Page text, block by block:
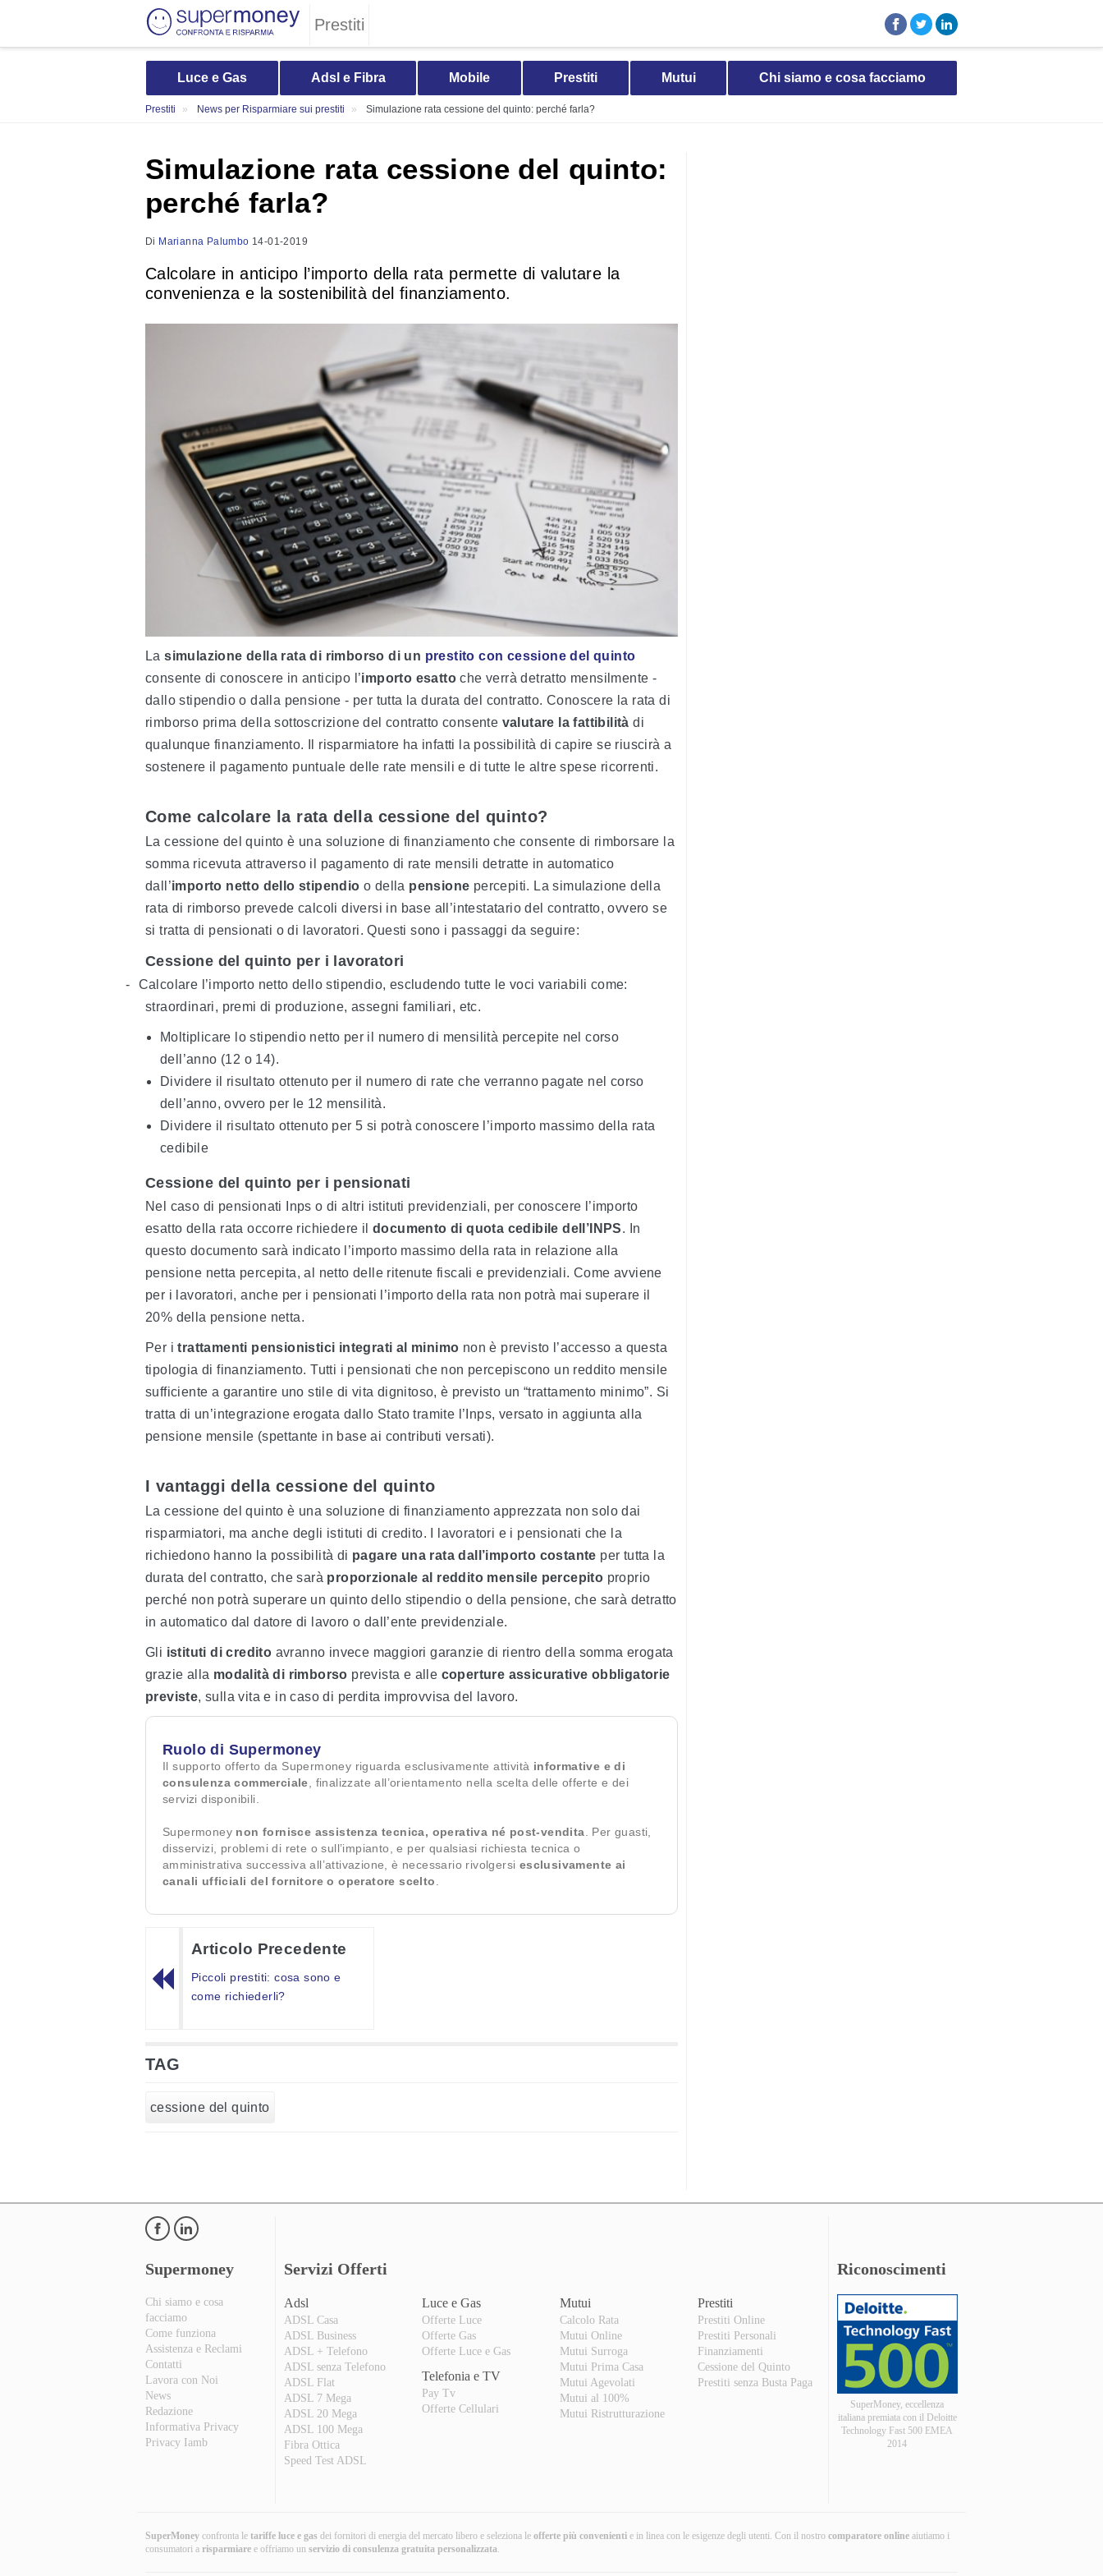
Prestiti
Luce e Gas Adsl e Fibra Mobile Prestiti Mutui Chi siamo e cosa facciamo
Prestiti News per Risparmiare sui prestiti Simulazione rata cessione del quinto: perché farla?
Simulazione rata cessione del quinto:
perché farla?
Di Marianna Palumbo 14-01-2019
Calcolare in anticipo l’importo della rata permette di valutare la
convenienza e la sostenibilità del finanziamento.
Lasimulazione della rata di rimborso di un prestito con cessione del quinto
consente di conoscere in anticipo l’importo esatto che verrà detratto mensilmente -
dallo stipendio o dalla pensione - per tutta la durata del contratto. Conoscere la rata di
rimborso prima della sottoscrizione del contratto consente valutare la fattibilità di
qualunque finanziamento. Il risparmiatore ha infatti la possibilità di capire se riuscirà a
sostenere il pagamento puntuale delle rate mensili e di tutte le altre spese ricorrenti.
Come calcolare la rata della cessione del quinto?
La cessione del quinto è una soluzione di finanziamento che consente di rimborsare la
somma ricevuta attraverso il pagamento di rate mensili detratte in automatico
dall’importo netto dello stipendio o della pensione percepiti. La simulazione della
rata di rimborso prevede calcoli diversi in base all’intestatario del contratto, ovvero se
si tratta di pensionati o di lavoratori. Questi sono i passaggi da seguire:
Cessione del quinto per i lavoratori
-
Calcolare l’importo netto dello stipendio, escludendo tutte le voci variabili come:
straordinari, premi di produzione, assegni familiari, etc.
Moltiplicare lo stipendio netto per il numero di mensilità percepite nel corso
dell’anno (12 o 14).
Dividere il risultato ottenuto per il numero di rate che verranno pagate nel corso
dell’anno, ovvero per le 12 mensilità.
Dividere il risultato ottenuto per 5 si potrà conoscere l’importo massimo della rata
cedibile
Cessione del quinto per i pensionati
Nel caso di pensionati Inps o di altri istituti previdenziali, per conoscere l’importo
esatto della rata occorre richiedere il documento di quota cedibile dell’INPS. In
questo documento sarà indicato l’importo massimo della rata in relazione alla
pensione netta percepita, al netto delle ritenute fiscali e previdenziali. Come avviene
per i lavoratori, anche per i pensionati l’importo della rata non potrà mai superare il
20% della pensione netta.
Per itrattamenti pensionistici integrati al minimo non è previsto l’accesso a questa
tipologia di finanziamento. Tutti i pensionati che non percepiscono un reddito mensile
sufficiente a garantire uno stile di vita dignitoso, è previsto un “trattamento minimo”. Si
tratta di un’integrazione erogata dallo Stato tramite l’Inps, versato in aggiunta alla
pensione mensile (spettante in base ai contributi versati).
I vantaggi della cessione del quinto
La cessione del quinto è una soluzione di finanziamento apprezzata non solo dai
risparmiatori, ma anche degli istituti di credito. I lavoratori e i pensionati che la
richiedono hanno la possibilità di pagare una rata dall’importo costante per tutta la
durata del contratto, che sarà proporzionale al reddito mensile percepito proprio
perché non potrà superare un quinto dello stipendio o della pensione, che sarà detratto
in automatico dal datore di lavoro o dall’ente previdenziale.
Gli istituti di credito avranno invece maggiori garanzie di rientro della somma erogata
grazie alla modalità di rimborso prevista e alle coperture assicurative obbligatorie
previste, sulla vita e in caso di perdita improvvisa del lavoro.
Ruolo di Supermoney
Il supporto offerto da Supermoney riguarda esclusivamente attività informative e di
consulenza commerciale, finalizzate all’orientamento nella scelta delle offerte e dei
servizi disponibili.
Supermoney non fornisce assistenza tecnica, operativa né post-vendita. Per guasti,
disservizi, problemi di rete o sull’impianto, e per qualsiasi richiesta tecnica o
amministrativa successiva all’attivazione, è necessario rivolgersi esclusivamente ai
canali ufficiali del fornitore o operatore scelto.
Articolo Precedente
Piccoli prestiti: cosa sono e
come richiederli?
TAG
cessione del quinto
Supermoney
Chi siamo e cosa
facciamo
Come funziona
Assistenza e Reclami
Contatti
Lavora con Noi
News
Redazione
Informativa Privacy
Privacy Iamb
Servizi Offerti
Adsl
ADSL Casa
ADSL Business
ADSL + Telefono
ADSL senza Telefono
ADSL Flat
ADSL 7 Mega
ADSL 20 Mega
ADSL 100 Mega
Fibra Ottica
Speed Test ADSL
Luce e Gas
Offerte Luce
Offerte Gas
Offerte Luce e Gas
Telefonia e TV
Pay Tv
Offerte Cellulari
Mutui
Calcolo Rata
Mutui Online
Mutui Surroga
Mutui Prima Casa
Mutui Agevolati
Mutui al 100%
Mutui Ristrutturazione
Prestiti
Prestiti Online
Prestiti Personali
Finanziamenti
Cessione del Quinto
Prestiti senza Busta Paga
Riconoscimenti
SuperMoney, eccellenza
italiana premiata con il Deloitte
Technology Fast 500 EMEA
2014
SuperMoney confronta le tariffe luce e gas dei fornitori di energia del mercato libero e seleziona le offerte più convenienti e in linea con le esigenze degli utenti. Con il nostro comparatore online aiutiamo i
consumatori a risparmiare e offriamo un servizio di consulenza gratuita personalizzata.